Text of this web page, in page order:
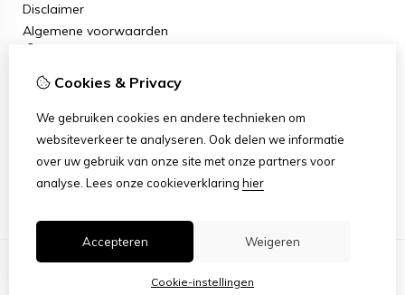
Disclaimer
Algemene voorwaarden
Inloggen
Nieuwsbrief
Klantenservice
Contact
Sitemap
Cookies & Privacy
We gebruiken cookies en andere technieken om
websiteverkeer te analyseren. Ook delen we informatie
over uw gebruik van onze site met onze partners voor
analyse. Lees onze cookieverklaring hier
Accepteren Weigeren
Cookie-instellingen